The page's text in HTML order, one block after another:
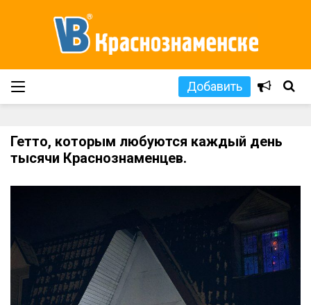
Добавить
Гетто, которым любуются каждый день
тысячи Краснознаменцев.